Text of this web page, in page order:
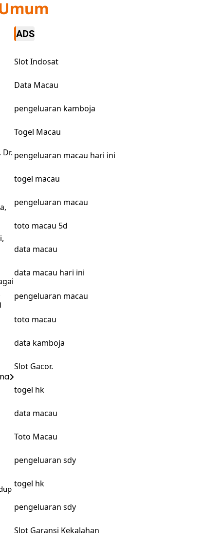
ADS
Slot Indosat
Data Macau
pengeluaran kamboja
Togel Macau
pengeluaran macau hari ini
togel macau
pengeluaran macau
toto macau 5d
data macau
data macau hari ini
pengeluaran macau
toto macau
data kamboja
Slot Gacor.
togel hk
data macau
Toto Macau
pengeluaran sdy
togel hk
pengeluaran sdy
Slot Garansi Kekalahan